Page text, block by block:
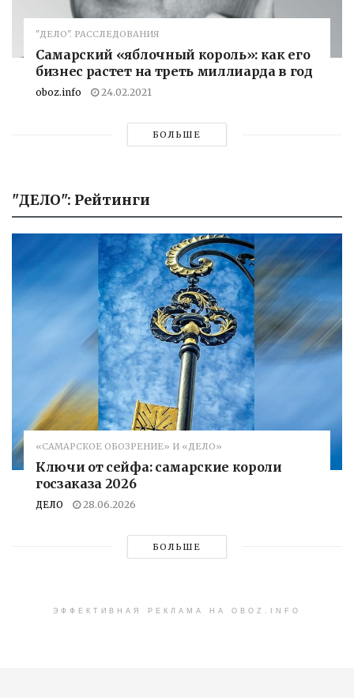
"ДЕЛО". РАССЛЕДОВАНИЯ
Самарский «яблочный король»: как его
бизнес растет на треть миллиарда в год
oboz.info 24.02.2021
БОЛЬШЕ
"ДЕЛО": Рейтинги
«САМАРСКОЕ ОБОЗРЕНИЕ» И «ДЕЛО»
Ключи от сейфа: самарские короли
госзаказа 2026
ДЕЛО 28.06.2026
БОЛЬШЕ
ЭФФЕКТИВНАЯ РЕКЛАМА НА OBOZ.INFO